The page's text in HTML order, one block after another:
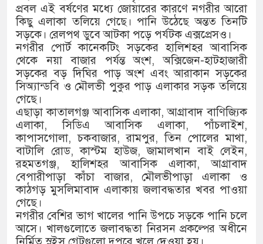
পুলিশ সদস্যকে চাকরিতে পুনর্বহালের দাবিতে মানববন্ধন
থানা বিএনপির যুগ্ম আহ্বায়ক মশিউর রহমান বহিষ্কার
৬ অঞ্চলে ঝড়ের আভাস
আরও গতিশীল করতে চায় বাংলাদেশ-মালদ্বীপ
সম্পর্ক ছিন্ন না করায় মা-ভাই মিলে মেরে ফেলল তরুণীকে
সঙ্গে নবনিযুক্ত নৌবাহিনী প্রধানের সৌজন্য সাক্ষাৎ
উপসর্গে আরও ৬ প্রাণহানি, সবাই ঢাকার
পদত্যাগ করলেন ভারতের শিক্ষামন্ত্রী
ফেরেশতাদের দল নয়, ভুল হতে পারে: শফিকুর রহমান
প্রবল এই বর্ষণের মধ্যে জোয়ারের কারণে নগরীর আরো
কিছু এলাকা তলিয়ে গেছে। পানি উঠেছে অন্তত তিনটি
সড়কে। রেলপথ ডুবে আটকা পড়ে পর্যটক এক্সপ্রেসও।
নগরীর পোর্ট কানেকটিং সড়কের হালিশহর আবাসিক
থেকে নয়া বাজার পর্যন্ত অংশ, অক্সিজেন-হাটহাজারী
সড়কের বড় দিঘির পাড় অংশ এবং আরাকান সড়কের
সিঅ্যান্ডবি ও মৌলভী পুকুর পাড় এলাকার সড়ক তলিয়ে
গেছে।
এছাড়া কাতালগঞ্জ আবাসিক এলাকা, আগ্রাবাদ বাণিজ্যিক
এলাকা, সিডিএ আবাসিক এলাকা, পাঁচলাইশ,
কাপাসগোলা, চকবাজার, রামপুর, তিন পোলের মাথা,
বাটালি রোড, কাস্টম হাউজ, জামালখান বাই লেইন,
রহমতগঞ্জ, হালিশহর আবাসিক এলাকা, আগ্রাবাদ
বেপারীপাড়া কাঁচা বাজার, মৌলভীপাড়া এলাকা ও
কাঠগড় মুসলিমাবাদ এলাকায় জলাবদ্ধতার খবর পাওয়া
গেছে।
নগরীর বেশির ভাগ খালের পানি উপচে সড়কে পানি চলে
আসে। খালগুলোতে জলাবদ্ধতা নিরসন প্রকল্পের অধীনে